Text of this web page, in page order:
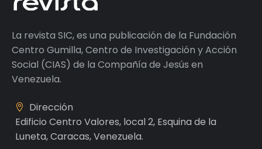
La revista SIC, es una publicación de la Fundación
Centro Gumilla, Centro de Investigación y Acción
Social (CIAS) de la Compañía de Jesús en
Venezuela.
Dirección
Edificio Centro Valores, local 2, Esquina de la
Luneta, Caracas, Venezuela.